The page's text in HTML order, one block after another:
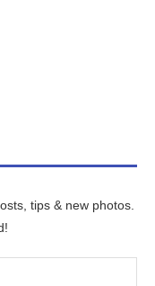
tips & new photos.